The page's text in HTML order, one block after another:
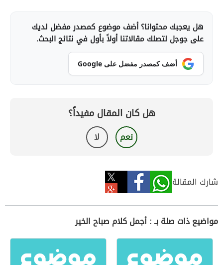
هل يعجبك محتوانا؟ أضف موضوع كمصدر مفضل لديك
على جوجل لتصلك مقالاتنا أولاً بأول في نتائج البحث.
أضف كمصدر مفضل على Google
هل كان المقال مفيداً؟
نعم لا
شارك المقالة
مواضيع ذات صلة بـ : أجمل كلام صباح الخير